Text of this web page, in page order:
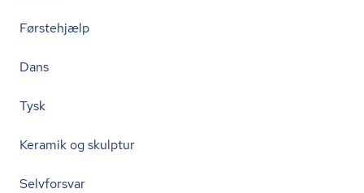
Førstehjælp
Dans
Tysk
Keramik og skulptur
Selvforsvar